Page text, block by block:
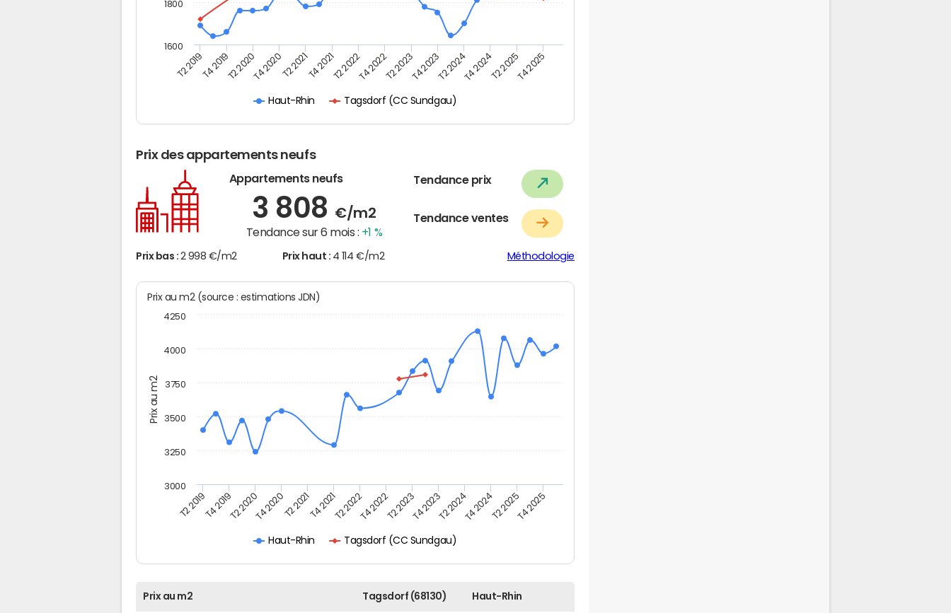
Haut-Rhin Tagsdorf (CC Sundgau)
T2 2019T4 2019T2 2020T4 2020T2 2021T4 2021T2 2022T4 2022T2 2023T4 2023T2 2024T4 2024T2 2025T4 2025
1600
1800
Prix des appartements neufs
Appartements neufs
3 808 €/m2
Tendance sur 6 mois : +1 %
Tendance prix
Tendance ventes
Prix bas : 2 998 €/m2 Prix haut : 4 114 €/m2 Méthodologie
Prix au m2
Prix au m2 (source : estimations JDN)
Haut-Rhin Tagsdorf (CC Sundgau)
T2 2019T4 2019T2 2020T4 2020T2 2021T4 2021T2 2022T4 2022T2 2023T4 2023T2 2024T4 2024T2 2025T4 2025
3000
3250
3500
3750
4000
4250
Prix au m2 Tagsdorf (68130) Haut-Rhin